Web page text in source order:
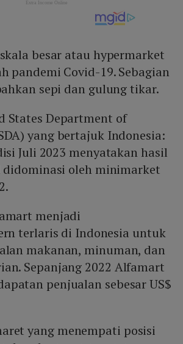
besar atau hypermarket
pandemi Covid-19. Sebagian
sepi dan gulung tikar.
States Department of
yang bertajuk Indonesia:
Juli 2023 menyatakan hasil
oleh minimarket
menjadi
terlaris di Indonesia untuk
makanan, minuman, dan
Sepanjang 2022 Alfamart
penjualan sebesar US$
yang menempati posisi